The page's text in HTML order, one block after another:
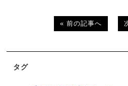
« 前の記事へ
タグ